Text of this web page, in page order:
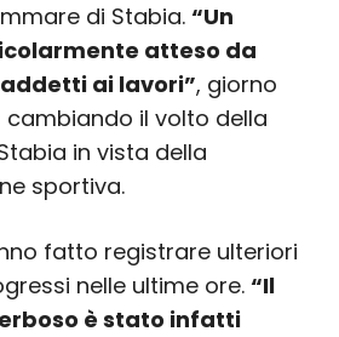
di Stabia. “Un
atteso da
ai lavori”, giorno
il volto della
in vista della
sportiva.
fatto registrare ulteriori
nelle ultime ore. “Il
è stato infatti